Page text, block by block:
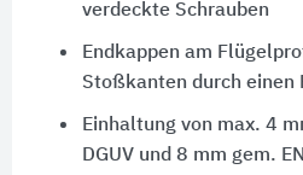
verdeckte Schrauben
Endkappen am
Stoßkanten durch einen
Einhaltung von max. 4
DGUV und 8 mm gem.